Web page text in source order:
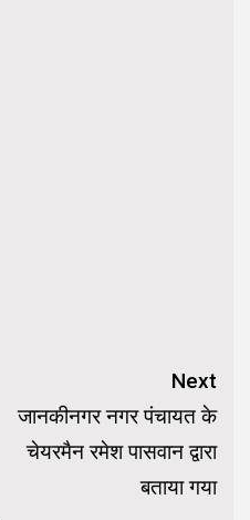
Next
जानकीनगर नगर पंचायत के
चेयरमैन रमेश पासवान द्वारा
बताया गया